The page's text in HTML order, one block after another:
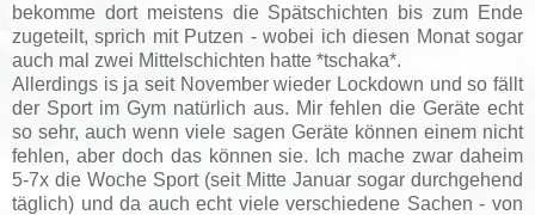
bekomme dort meistens die Spätschichten bis zum Ende
zugeteilt, sprich mit Putzen - wobei ich diesen Monat sogar
auch mal zwei Mittelschichten hatte *tschaka*.
Allerdings is ja seit November wieder Lockdown und so fällt
der Sport im Gym natürlich aus. Mir fehlen die Geräte echt
so sehr, auch wenn viele sagen Geräte können einem nicht
fehlen, aber doch das können sie. Ich mache zwar daheim
5-7x die Woche Sport (seit Mitte Januar sogar durchgehend
täglich) und da auch echt viele verschiedene Sachen - von